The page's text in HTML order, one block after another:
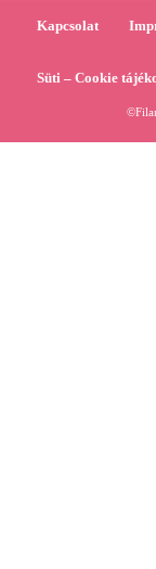
Kapcsolat
Süti – Cookie